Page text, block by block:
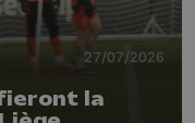
27/07/2026
la